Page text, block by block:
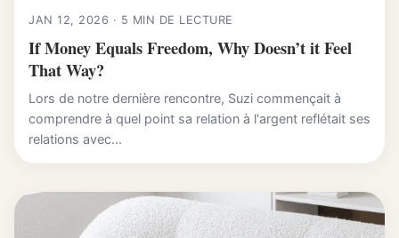
JAN 12, 2026 · 5 MIN DE LECTURE
If Money Equals Freedom, Why Doesn’t it Feel
That Way?
Lors de notre dernière rencontre, Suzi commençait à
comprendre à quel point sa relation à l'argent reflétait ses
relations avec...